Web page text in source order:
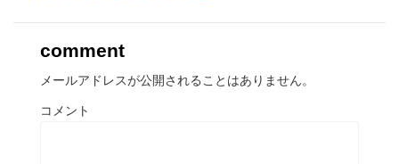
comment
メールアドレスが公開されることはありません。
コメント